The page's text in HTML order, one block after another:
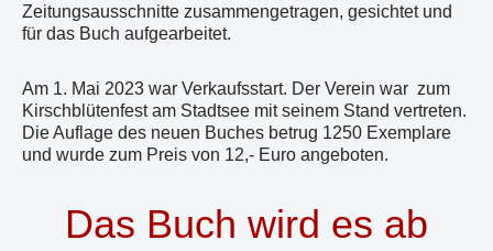
Zeitungsausschnitte zusammengetragen, gesichtet und
für das Buch aufgearbeitet.
Am 1. Mai 2023 war Verkaufsstart. Der Verein war zum
Kirschblütenfest am Stadtsee mit seinem Stand vertreten.
Die Auflage des neuen Buches betrug 1250 Exemplare
und wurde zum Preis von 12,- Euro angeboten.
Das Buch wird es ab